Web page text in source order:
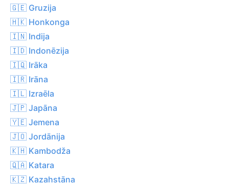
🇬🇪 Gruzija
🇭🇰 Honkonga
🇮🇳 Indija
🇮🇩 Indonēzija
🇮🇶 Irāka
🇮🇷 Irāna
🇮🇱 Izraēla
🇯🇵 Japāna
🇾🇪 Jemena
🇯🇴 Jordānija
🇰🇭 Kambodža
🇶🇦 Katara
🇰🇿 Kazahstāna